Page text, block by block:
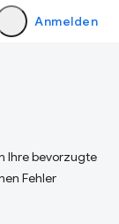
Anmelden
Ihre bevorzugte
Fehler